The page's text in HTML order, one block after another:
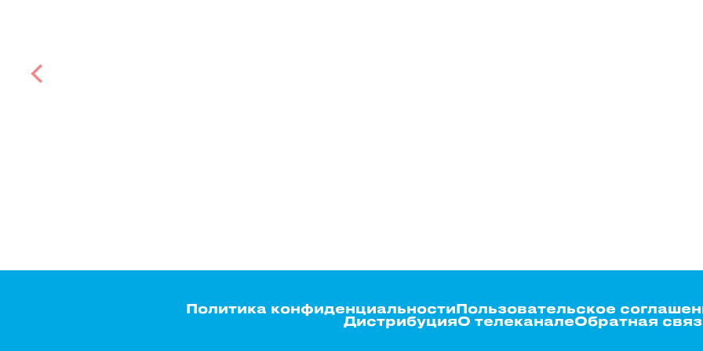
Политика конфиденциальностиПользовательское
ДистрибуцияО телеканалеОбратная